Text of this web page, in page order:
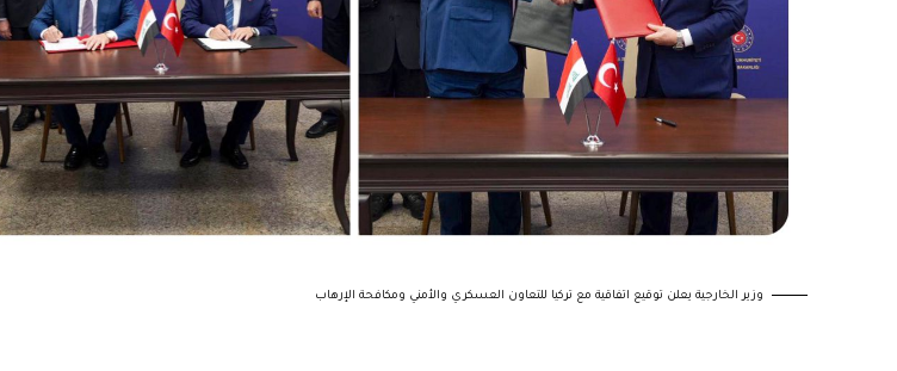
وزير الخارجية يعلن توقيع اتفاقية مع تركيا للتعاون العسكري والأمني ومكافحة الإرهاب